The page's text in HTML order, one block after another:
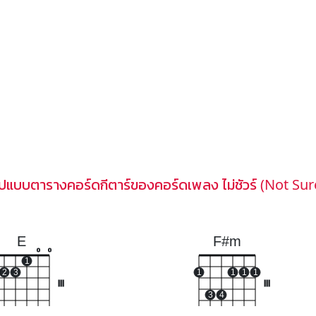
แบบตารางคอร์ดกีตาร์ของคอร์ดเพลง ไม่ชัวร์ (Not
E
2 3
1
o o
F#m
1
3 4
1 1 1